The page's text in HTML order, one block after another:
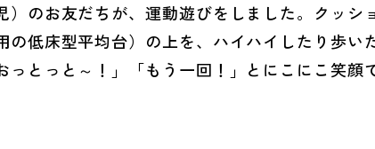
のお友だちが、運動遊びをしました。クッシ
の低床型平均台）の上を、ハイハイしたり歩
とっと～！」「もう一回！」とにこにこ笑顔